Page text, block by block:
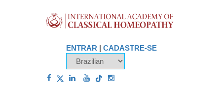
ENTRAR | CADASTRE-SE